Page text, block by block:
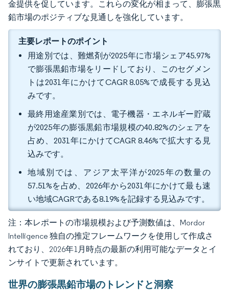
金提供を促しています。これらの変化が相まって、膨張黒
鉛市場のポジティブな見通しを強化しています。
主要レポートのポイント
用途別では、難燃剤が2025年に市場シェア45.97%
で膨張黒鉛市場をリードしており、このセグメン
トは2031年にかけてCAGR 8.05%で成長する見込
みです。
最終用途産業別では、電子機器・エネルギー貯蔵
が2025年の膨張黒鉛市場規模の40.82%のシェアを
占め、2031年にかけてCAGR 8.46%で拡大する見
込みです。
地域別では、アジア太平洋が2025年の数量の
57.51%を占め、2026年から2031年にかけて最も速
い地域CAGRである8.19%を記録する見込みです。
注：本レポートの市場規模および予測数値は、Mordor
Intelligence 独自の推定フレームワークを使用して作成さ
れており、2026年1月時点の最新の利用可能なデータとイ
ンサイトで更新されています。
世界の膨張黒鉛市場のトレンドと洞察